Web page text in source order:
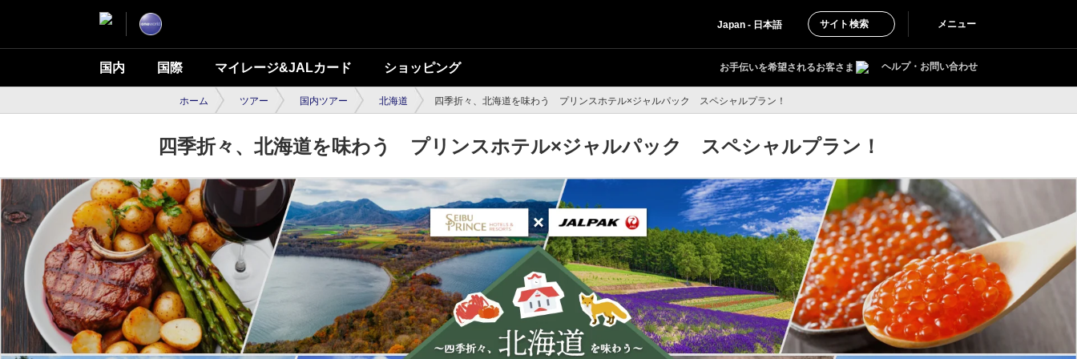
Japan - 日本語 サイト検索 メニュー
国内 国際 マイレージ&JALカード ショッピング お手伝いを希望されるお客さま ヘルプ・お問い合わせ
ホーム ツアー 国内ツアー 北海道 四季折々、北海道を味わう プリンスホテル×ジャルパック スペシャルプラン！
四季折々、北海道を味わう プリンスホテル×ジャルパック スペシャルプラン！